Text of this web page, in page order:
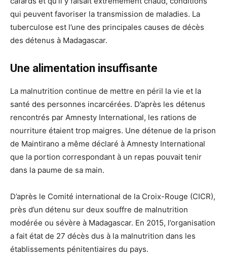
qui peuvent favoriser la transmission de maladies. La
tuberculose est l’une des principales causes de décès
des détenus à Madagascar.
Une alimentation insuffisante
La malnutrition continue de mettre en péril la vie et la
santé des personnes incarcérées. D’après les détenus
rencontrés par Amnesty International, les rations de
nourriture étaient trop maigres. Une détenue de la prison
de Maintirano a même déclaré à Amnesty International
que la portion correspondant à un repas pouvait tenir
dans la paume de sa main.
D’après le Comité international de la Croix-Rouge (CICR),
près d’un détenu sur deux souffre de malnutrition
modérée ou sévère à Madagascar. En 2015, l’organisation
a fait état de 27 décès dus à la malnutrition dans les
établissements pénitentiaires du pays.